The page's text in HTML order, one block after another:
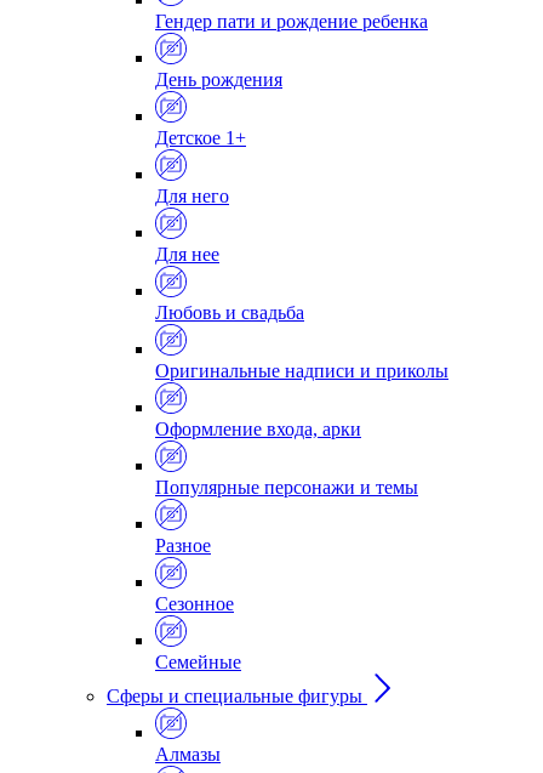
Гендер пати и рождение ребенка
День рождения
Детское 1+
Для него
Для нее
Любовь и свадьба
Оригинальные надписи и приколы
Оформление входа, арки
Популярные персонажи и темы
Разное
Сезонное
Семейные
Сферы и специальные фигуры
Алмазы